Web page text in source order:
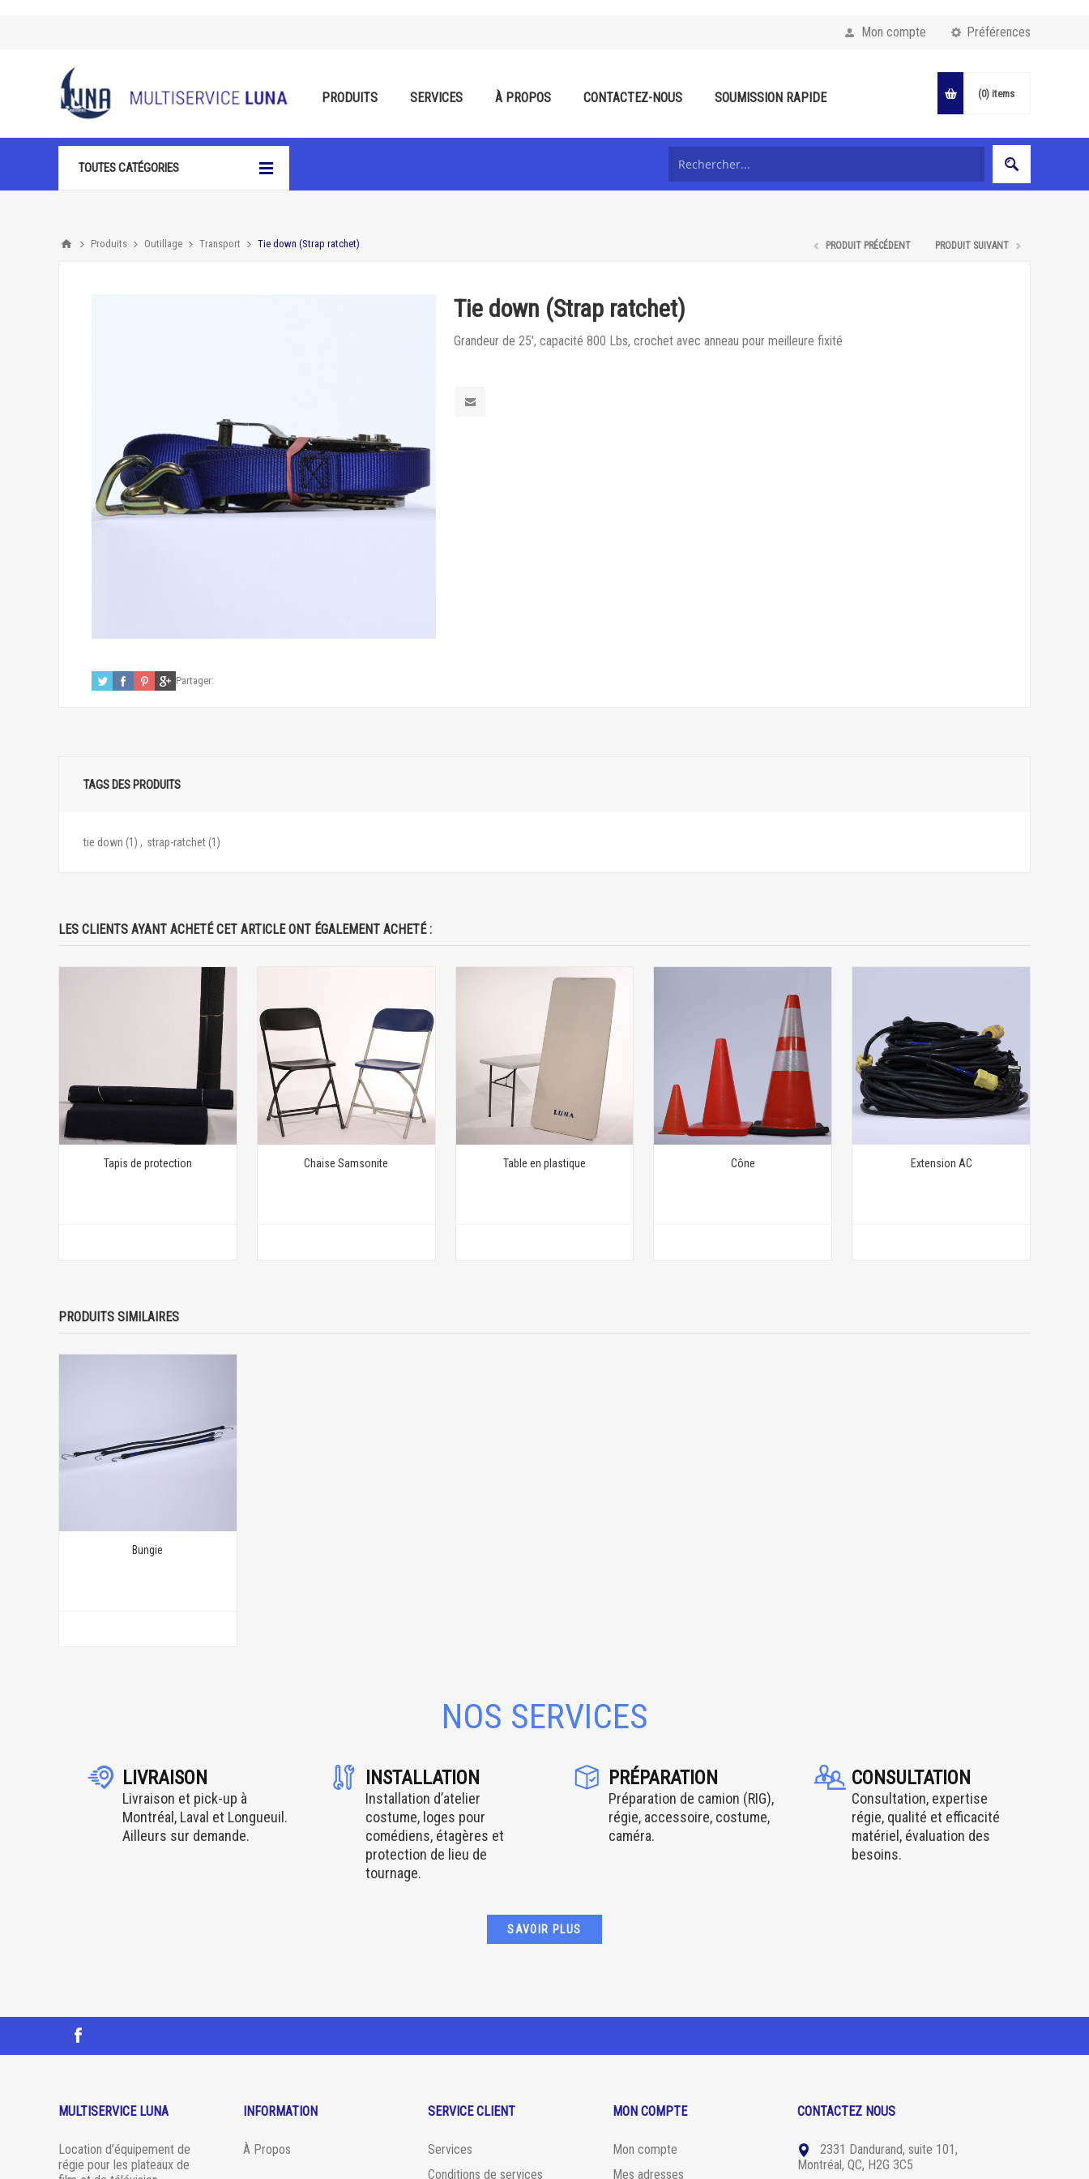
Préférences
Mon compte
PRODUITS SERVICES À PROPOS CONTACTEZ-NOUS SOUMISSION RAPIDE (0) items
TOUTES CATÉGORIES
Produits Outillage Transport Tie down (Strap ratchet) PRODUIT PRÉCÉDENT PRODUIT SUIVANT
Tie down (Strap ratchet)
Grandeur de 25', capacité 800 Lbs, crochet avec anneau pour meilleure fixité
Partager:
TAGS DES PRODUITS
tie down (1) , strap-ratchet(1)
LES CLIENTS AYANT ACHETÉ CET ARTICLE ONT ÉGALEMENT ACHETÉ :
Tapis de protection Chaise Samsonite Table en plastique Cône Extension AC
PRODUITS SIMILAIRES
Bungie
NOS SERVICES
LIVRAISON
Livraison et pick-up à
Montréal, Laval et Longueuil.
Ailleurs sur demande.
INSTALLATION
Installation d’atelier
costume, loges pour
comédiens, étagères et
protection de lieu de
tournage.
PRÉPARATION
Préparation de camion (RIG),
régie, accessoire, costume,
caméra.
CONSULTATION
Consultation, expertise
régie, qualité et efficacité
matériel, évaluation des
besoins.
SAVOIR PLUS
MULTISERVICE LUNA
Location d’équipement de
régie pour les plateaux de
INFORMATION
À Propos
SERVICE CLIENT
Services
Conditions de services
MON COMPTE
Mon compte
Mes adresses
CONTACTEZ NOUS
2331 Dandurand, suite 101,
Montréal, QC, H2G 3C5